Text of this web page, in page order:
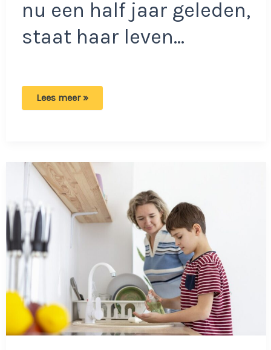
nu een half jaar geleden,
staat haar leven…
Esther
dochter
zat:
‘Wie
niet
luisteren
wil
moet
maar
voelen’
Lees meer »